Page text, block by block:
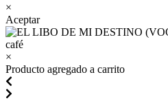
×
Aceptar
×
Producto agregado a carrito